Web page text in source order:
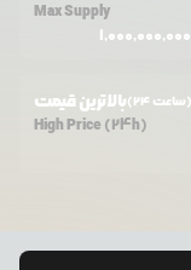
Max Supply
بالاترین قیمت (24 ساعت)
High Price (24h)